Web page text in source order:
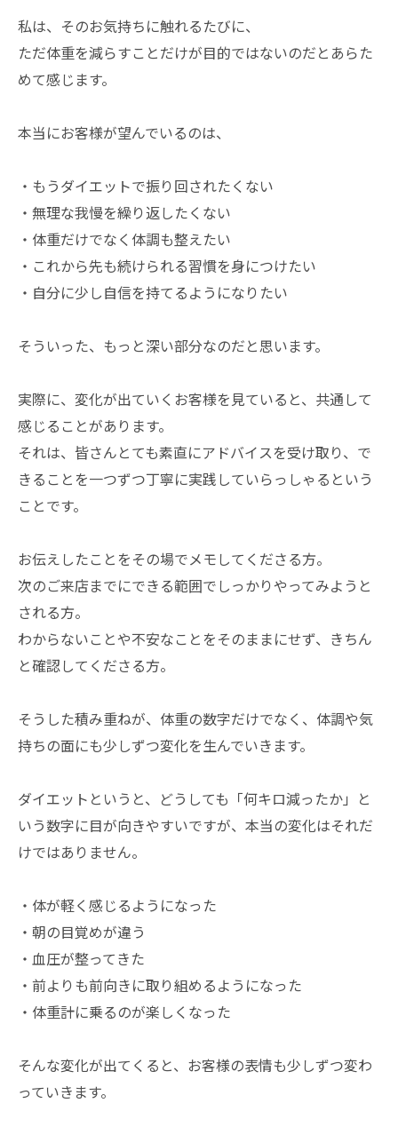
私は、そのお気持ちに触れるたびに、
ただ体重を減らすことだけが目的ではないのだとあらた
めて感じます。
本当にお客様が望んでいるのは、
・もうダイエットで振り回されたくない
・無理な我慢を繰り返したくない
・体重だけでなく体調も整えたい
・これから先も続けられる習慣を身につけたい
・自分に少し自信を持てるようになりたい
そういった、もっと深い部分なのだと思います。
実際に、変化が出ていくお客様を見ていると、共通して
感じることがあります。
それは、皆さんとても素直にアドバイスを受け取り、で
きることを一つずつ丁寧に実践していらっしゃるという
ことです。
お伝えしたことをその場でメモしてくださる方。
次のご来店までにできる範囲でしっかりやってみようと
される方。
わからないことや不安なことをそのままにせず、きちん
と確認してくださる方。
そうした積み重ねが、体重の数字だけでなく、体調や気
持ちの面にも少しずつ変化を生んでいきます。
ダイエットというと、どうしても「何キロ減ったか」と
いう数字に目が向きやすいですが、本当の変化はそれだ
けではありません。
・体が軽く感じるようになった
・朝の目覚めが違う
・血圧が整ってきた
・前よりも前向きに取り組めるようになった
・体重計に乗るのが楽しくなった
そんな変化が出てくると、お客様の表情も少しずつ変わ
っていきます。